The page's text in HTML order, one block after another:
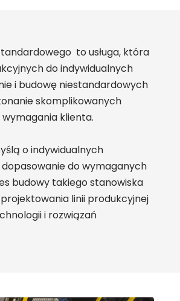
to usługa, która
do indywidualnych
i budowę niestandardowych
skomplikowanych
klienta.
o indywidualnych
do wymaganych
budowy takiego stanowiska
linii produkcyjnej
i rozwiązań